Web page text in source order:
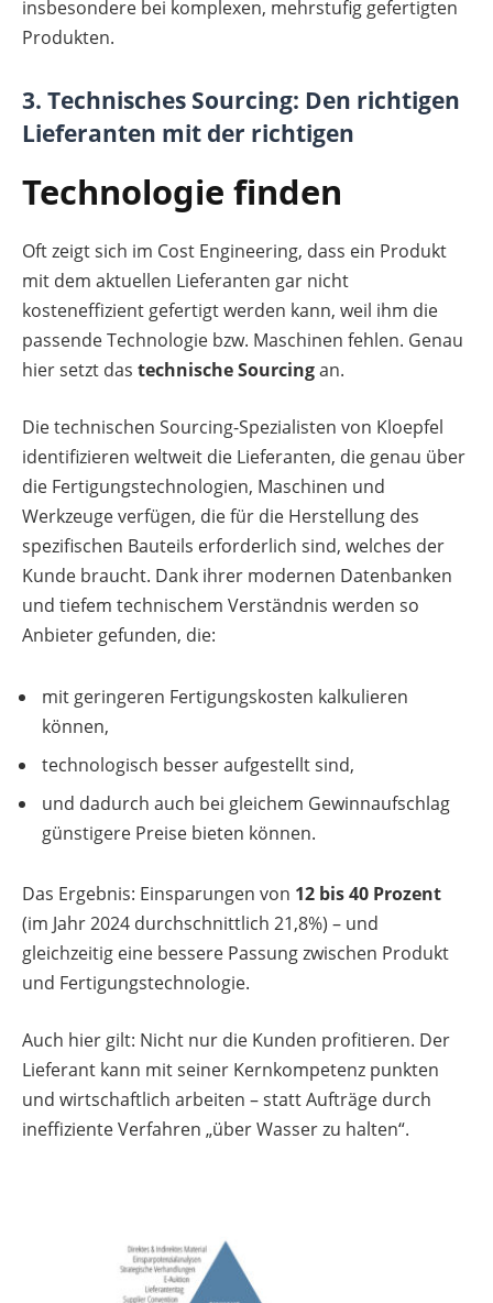
insbesondere bei komplexen, mehrstufig gefertigten
Produkten.
3. Technisches Sourcing: Den richtigen
Lieferanten mit der richtigen
Technologie finden
Oft zeigt sich im Cost Engineering, dass ein Produkt
mit dem aktuellen Lieferanten gar nicht
kosteneffizient gefertigt werden kann, weil ihm die
passende Technologie bzw. Maschinen fehlen. Genau
hier setzt das technische Sourcingan.
Die technischen Sourcing-Spezialisten von Kloepfel
identifizieren weltweit die Lieferanten, die genau über
die Fertigungstechnologien, Maschinen und
Werkzeuge verfügen, die für die Herstellung des
spezifischen Bauteils erforderlich sind, welches der
Kunde braucht. Dank ihrer modernen Datenbanken
und tiefem technischem Verständnis werden so
Anbieter gefunden, die:
mit geringeren Fertigungskosten kalkulieren
können,
technologisch besser aufgestellt sind,
und dadurch auch bei gleichem Gewinnaufschlag
günstigere Preise bieten können.
Das Ergebnis: Einsparungen von 12 bis 40 Prozent
(im Jahr 2024 durchschnittlich 21,8%) – und
gleichzeitig eine bessere Passung zwischen Produkt
und Fertigungstechnologie.
Auch hier gilt: Nicht nur die Kunden profitieren. Der
Lieferant kann mit seiner Kernkompetenz punkten
und wirtschaftlich arbeiten – statt Aufträge durch
ineffiziente Verfahren „über Wasser zu halten“.